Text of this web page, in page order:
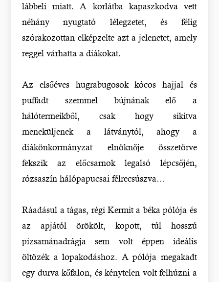
lábbeli miatt. A korlátba kapaszkodva vett
néhány nyugtató lélegzetet, és félig
szórakozottan elképzelte azt a jelenetet, amely
reggel várhatta a diákokat.
Az elsőéves hugrabugosok kócos hajjal és
puffadt szemmel bújnának elő a
hálótermeikből, csak hogy sikítva
meneküljenek a látványtól, ahogy a
diákönkormányzat elnöknője összetörve
fekszik az előcsarnok legalsó lépcsőjén,
rózsaszín hálópapucsai félrecsúszva…
Ráadásul a tágas, régi Kermit a béka pólója és
az apjától örökölt, kopott, túl hosszú
pizsamánadrágja sem volt éppen ideális
öltözék a lopakodáshoz. A pólója megakadt
egy durva kőfalon, és kénytelen volt felhúzni a